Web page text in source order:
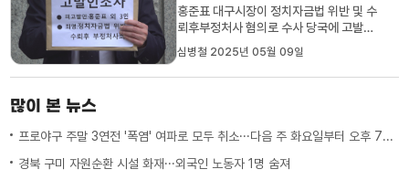
홍준표 대구시장이 정치자금법 위반 및 수
뢰후부정처사 혐의로 수사 당국에 고발되
면서 향후 수사가 어떻게 진행될지에 관심
이 쏠리고 있습니다.대구참여연대는 4월
29일, 홍준표 전 대구시장을 뇌물수수 혐
전 시장이 2020년 국회의원 선거...
심병철 2025년 05월 09일
많이 본 뉴스
프로야구 주말 3연전 '폭염' 여파로 모두 취소···다음 주 화요일부터 오후 7시 시작
경북 구미 자원순환 시설 화재···외국인 노동자 1명 숨져